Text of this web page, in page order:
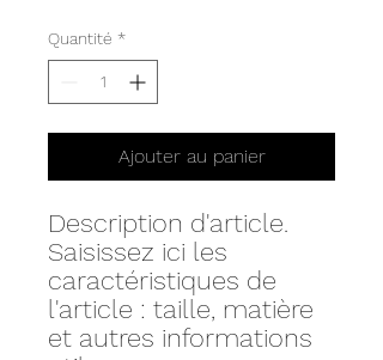
Quantité *
Ajouter au panier
Description d'article.
Saisissez ici les
caractéristiques de
l'article : taille, matière
et autres informations